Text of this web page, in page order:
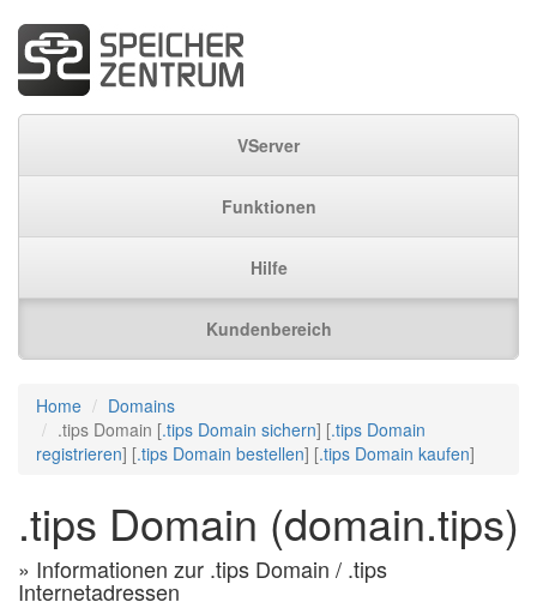
VServer
Funktionen
Hilfe
Kundenbereich
Home
Domains
.tips Domain [.tips Domain sichern] [.tips Domain
registrieren] [.tips Domain bestellen] [.tips Domain kaufen]
.tips Domain (domain.tips)
» Informationen zur .tips Domain / .tips
Internetadressen